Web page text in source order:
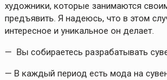
художники, которые занимаются
предъявить. Я надеюсь, что в этом
интересное и уникальное он делает.
— Вы собираетесь разрабатывать
— В каждый период есть мода на